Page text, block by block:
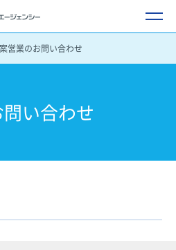
営業のお問い合わせ
い合わせ